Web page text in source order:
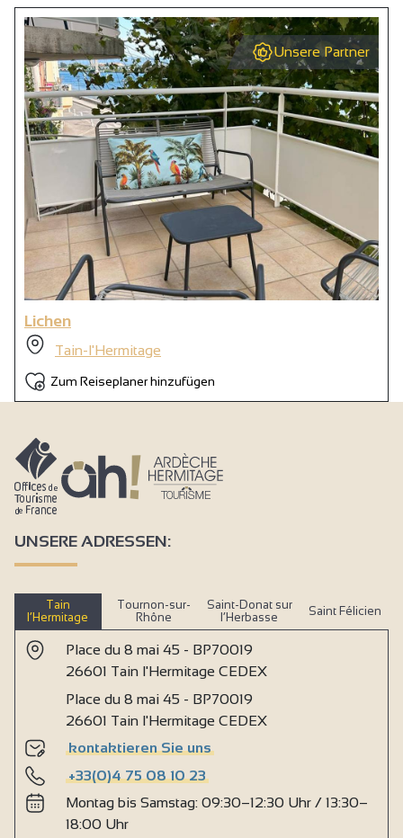
Unsere Partner
Lichen
Tain-l'Hermitage
Zum Reiseplaner hinzufügen
UNSERE ADRESSEN:
Tain
l’Hermitage
Tournon-sur-
Rhône
Saint-Donat sur
l’Herbasse
Saint Félicien
Place du 8 mai 45 - BP70019
26601 Tain l'Hermitage CEDEX
Place du 8 mai 45 - BP70019
26601 Tain l'Hermitage CEDEX
kontaktieren Sie uns
+33(0)4 75 08 10 23
Montag bis Samstag: 09:30–12:30 Uhr / 13:30–
18:00 Uhr